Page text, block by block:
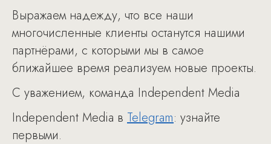
Выражаем надежду, что все наши
многочисленные клиенты останутся нашими
партнёрами, с которыми мы в самое
ближайшее время реализуем новые проекты.
С уважением, команда Independent Media
Independent Media в Telegram: узнайте
первыми.​